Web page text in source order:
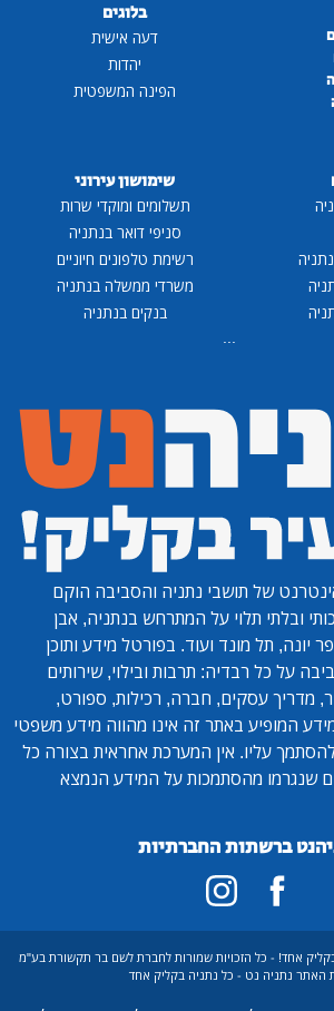
בלוגים
דעה אישית
יהדות
הפינה המשפטית
שימושון עירוני
תשלומים ומוקדי שרות
סניפי דואר בנתניה
רשימת טלפונים חיוניים
משרדי ממשלה בנתניה
בנקים בנתניה
...
של תושבי נתניה והסביבה הוקם
ובלתי תלוי על המתרחש בנתניה, אבן
יונה, תל מונד ועוד. בפורטל מידע ותוכן
על כל רבדיה: תרבות ובילוי, שירותים
מדריך עסקים, חברה, רכילות, ספורט,
המופיע באתר זה אינו מהווה מידע משפטי
להסתמך עליו. אין המערכת אחראית בצורה כל
שנגרמו מהסתמכות על המידע הנמצא
ברשתות החברתיות
בקליק אחד! - כל הזכויות שמורות לחברת לשם בר תקשורת בע"מ
האתר נתניה נט - כל נתניה בקליק אחד